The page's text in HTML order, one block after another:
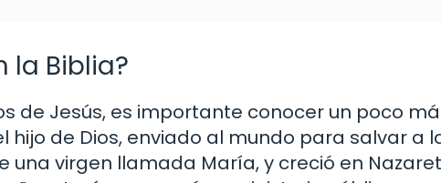
la Biblia?
de Jesús, es importante conocer un poco
hijo de Dios, enviado al mundo para salvar a
una virgen llamada María, y creció en